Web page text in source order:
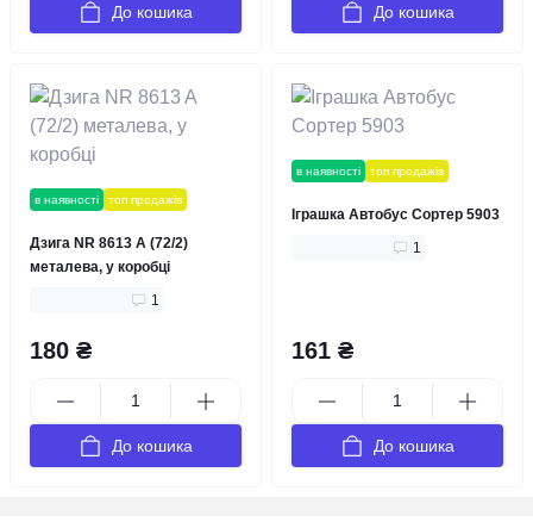
До кошика До кошика
в наявності топ продажів
Дзига NR 8613 A (72/2)
металева, у коробці
1
180 ₴
До кошика
в наявності топ продажів
Іграшка Автобус Сортер 5903
1
161 ₴
До кошика